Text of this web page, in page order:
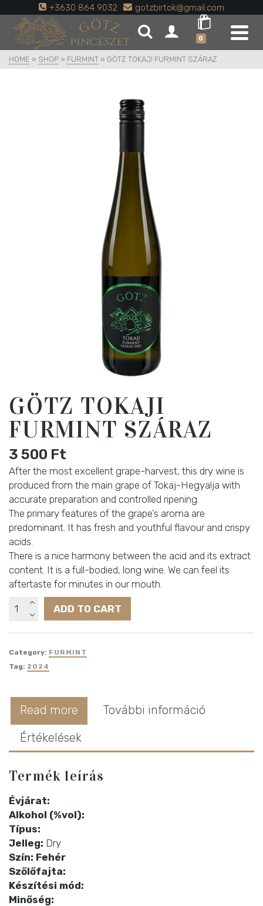
+3630 864 9032 gotzbirtok@gmail.com
0
HOME » SHOP » FURMINT » GÖTZ TOKAJI FURMINT SZÁRAZ
GÖTZ TOKAJI
FURMINT SZÁRAZ
3 500 Ft
After the most excellent grape-harvest, this dry wine is
produced from the main grape of Tokaj-Hegyalja with
accurate preparation and controlled ripening.
The primary features of the grape’s aroma are
predominant. It has fresh and youthful flavour and crispy
acids.
There is a nice harmony between the acid and its extract
content. It is a full-bodied, long wine. We can feel its
aftertaste for minutes in our mouth.
Götz
Tokaji
quantity
ADD TO CART
Category: FURMINT
Tag: 2024
Read more
További információ
Értékelések
Termék leírás
Évjárat:
Alkohol (%vol):
Típus:
Jelleg: Dry
Szín: Fehér
Szőlőfajta:
Készítési mód:
Minőség: